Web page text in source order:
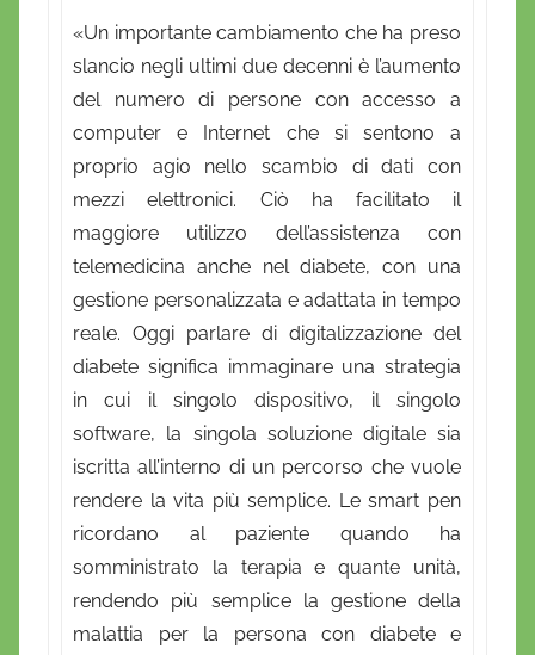
«Un importante cambiamento che ha preso
slancio negli ultimi due decenni è l’aumento
del numero di persone con accesso a
computer e Internet che si sentono a
proprio agio nello scambio di dati con
mezzi elettronici. Ciò ha facilitato il
maggiore utilizzo dell’assistenza con
telemedicina anche nel diabete, con una
gestione personalizzata e adattata in tempo
reale. Oggi parlare di digitalizzazione del
diabete significa immaginare una strategia
in cui il singolo dispositivo, il singolo
software, la singola soluzione digitale sia
iscritta all’interno di un percorso che vuole
rendere la vita più semplice. Le smart pen
ricordano al paziente quando ha
somministrato la terapia e quante unità,
rendendo più semplice la gestione della
malattia per la persona con diabete e